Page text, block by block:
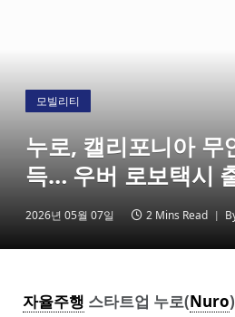
모빌리티
누로, 캘리포니아 무
득… 우버 로보택시
2026년 05월 07일 2 Mins Read
자율주행 스타트업 누로(Nuro